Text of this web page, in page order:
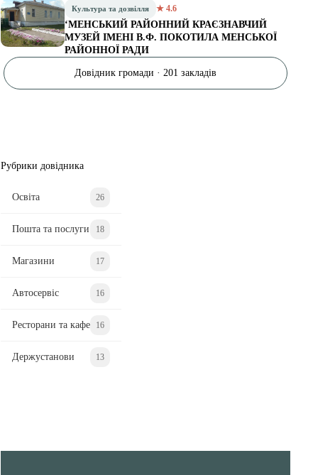
Культура та дозвілля ★ 4.6
‘МЕНСЬКИЙ РАЙОННИЙ КРАЄЗНАВЧИЙ
МУЗЕЙ ІМЕНІ В.Ф. ПОКОТИЛА МЕНСЬКОЇ
РАЙОННОЇ РАДИ
Довідник громади · 201 закладів
Рубрики довідника
Освіта 26
Пошта та послуги 18
Магазини 17
Автосервіс 16
Ресторани та кафе 16
Держустанови 13